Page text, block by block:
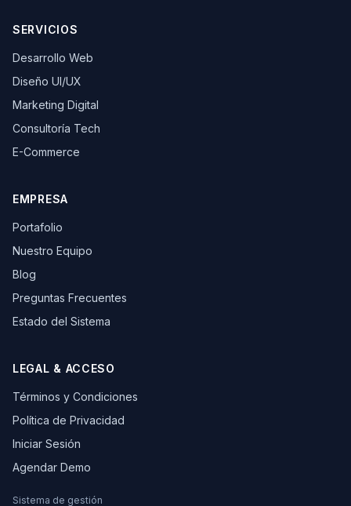
SERVICIOS
Desarrollo Web
Diseño UI/UX
Marketing Digital
Consultoría Tech
E-Commerce
EMPRESA
Portafolio
Nuestro Equipo
Blog
Preguntas Frecuentes
Estado del Sistema
LEGAL & ACCESO
Términos y Condiciones
Política de Privacidad
Iniciar Sesión
Agendar Demo
Sistema de gestión